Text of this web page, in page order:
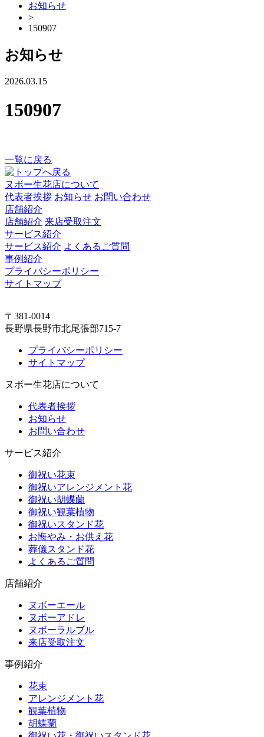
お知らせ
>
150907
お知らせ
2026.03.15
150907
一覧に戻る
ヌボー生花店について
代表者挨拶 お知らせ お問い合わせ
店舗紹介
店舗紹介 来店受取注文
サービス紹介
サービス紹介 よくあるご質問
事例紹介
プライバシーポリシー
サイトマップ
〒381-0014
長野県長野市北尾張部715-7
プライバシーポリシー
サイトマップ
ヌボー生花店について
代表者挨拶
お知らせ
お問い合わせ
サービス紹介
御祝い花束
御祝いアレンジメント花
御祝い胡蝶蘭
御祝い観葉植物
御祝いスタンド花
お悔やみ・お供え花
葬儀スタンド花
よくあるご質問
店舗紹介
ヌボーエール
ヌボーアドレ
ヌボーラルブル
来店受取注文
事例紹介
花束
アレンジメント花
観葉植物
胡蝶蘭